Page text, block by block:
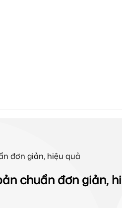
đơn giản, hiệu quả
chuẩn đơn giản,